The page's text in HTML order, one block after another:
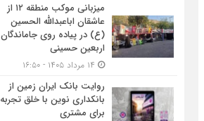
میزبانی موکب منطقه ۱۲ از
عاشقان اباعبدالله الحسین
(ع) در پیاده روی جاماندگان
اربعین حسینی
روایت بانک ایران زمین از
بانکداری نوین با خلق تجربه
برای مشتری